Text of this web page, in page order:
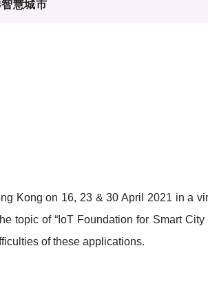
慧城市
Kong on 16, 23 & 30 April 2021 in a
topic of “IoT Foundation for Smart City
of these applications.